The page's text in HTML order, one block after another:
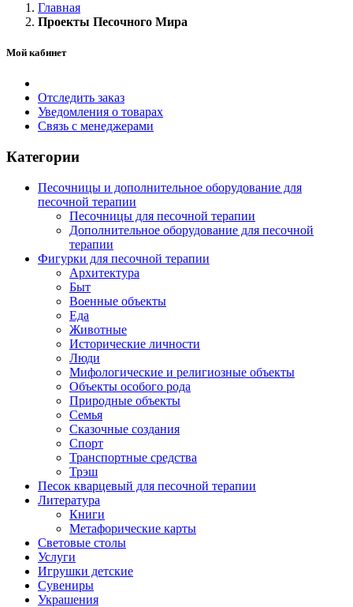
Главная
Проекты Песочного Мира
Мой кабинет
Отследить заказ
Уведомления о товарах
Связь с менеджерами
Категории
Песочницы и дополнительное оборудование для
песочной терапии
Песочницы для песочной терапии
Дополнительное оборудование для песочной
терапии
Фигурки для песочной терапии
Архитектура
Быт
Военные объекты
Еда
Животные
Исторические личности
Люди
Мифологические и религиозные объекты
Объекты особого рода
Природные объекты
Семья
Сказочные создания
Спорт
Транспортные средства
Трэш
Песок кварцевый для песочной терапии
Литература
Книги
Метафорические карты
Световые столы
Услуги
Игрушки детские
Сувениры
Украшения